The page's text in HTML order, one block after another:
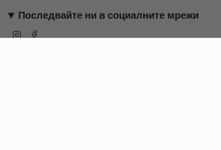
Последвайте ни в социалните мрежи
Instagram